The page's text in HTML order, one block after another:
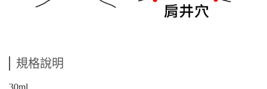
規格說明
30ml